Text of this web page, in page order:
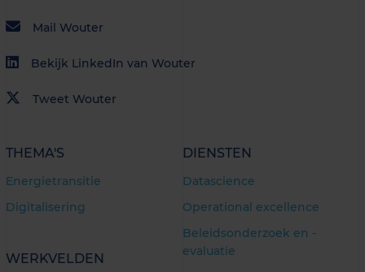
Mail Wouter
Bekijk LinkedIn van Wouter
Tweet Wouter
THEMA'S
Energietransitie
Digitalisering
WERKVELDEN
DIENSTEN
Datascience
Operational excellence
Beleidsonderzoek en -
evaluatie